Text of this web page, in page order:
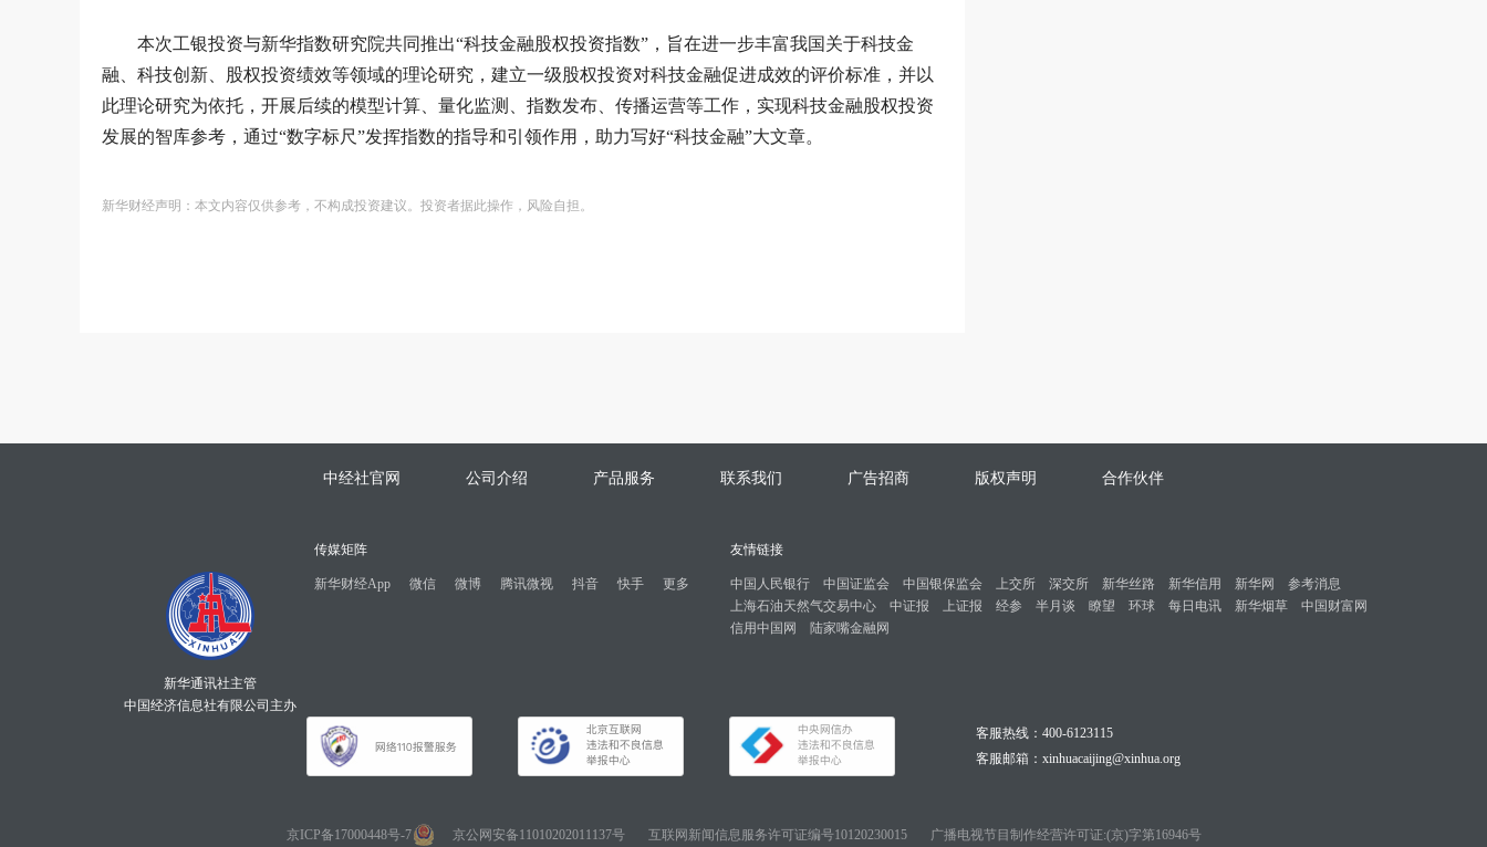
本次工银投资与新华指数研究院共同推出“科技金融股权投资指数”，旨在进一步丰富我国关于科技金
融、科技创新、股权投资绩效等领域的理论研究，建立一级股权投资对科技金融促进成效的评价标准，并以
此理论研究为依托，开展后续的模型计算、量化监测、指数发布、传播运营等工作，实现科技金融股权投资
发展的智库参考，通过“数字标尺”发挥指数的指导和引领作用，助力写好“科技金融”大文章。
新华财经声明：本文内容仅供参考，不构成投资建议。投资者据此操作，风险自担。
中经社官网 公司介绍 产品服务 联系我们 广告招商 版权声明 合作伙伴
新华通讯社主管
中国经济信息社有限公司主办
传媒矩阵
新华财经App 微信 微博 腾讯微视 抖音 快手 更多
友情链接
中国人民银行 中国证监会 中国银保监会 上交所 深交所 新华丝路 新华信用 新华网
参考消息
上海石油天然气交易中心
中证报 上证报 经参 半月谈 瞭望 环球 每日电讯 新华烟草
中国财富网
信用中国网
陆家嘴金融网
客服热线：400-6123115
客服邮箱：xinhuacaijing@xinhua.org
京ICP备17000448号-7 京公网安备11010202011137号 互联网新闻信息服务许可证编号10120230015 广播电视节目制作经营许可证:(京)字第16946号